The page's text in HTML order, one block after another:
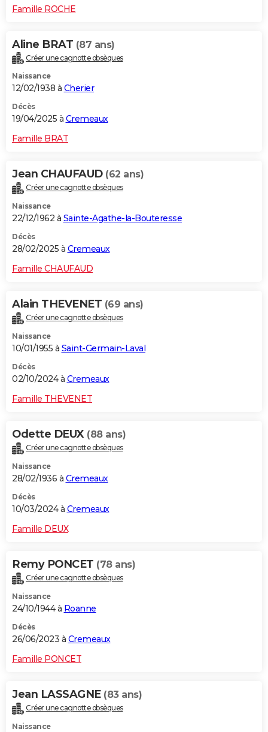
Famille ROCHE
Aline BRAT (87 ans)
Créer une cagnotte obsèques
Naissance
12/02/1938 à Cherier
Décès
19/04/2025 à Cremeaux
Famille BRAT
Jean CHAUFAUD (62 ans)
Créer une cagnotte obsèques
Naissance
22/12/1962 à Sainte-Agathe-la-Bouteresse
Décès
28/02/2025 à Cremeaux
Famille CHAUFAUD
Alain THEVENET (69 ans)
Créer une cagnotte obsèques
Naissance
10/01/1955 à Saint-Germain-Laval
Décès
02/10/2024 à Cremeaux
Famille THEVENET
Odette DEUX (88 ans)
Créer une cagnotte obsèques
Naissance
28/02/1936 à Cremeaux
Décès
10/03/2024 à Cremeaux
Famille DEUX
Remy PONCET (78 ans)
Créer une cagnotte obsèques
Naissance
24/10/1944 à Roanne
Décès
26/06/2023 à Cremeaux
Famille PONCET
Jean LASSAGNE (83 ans)
Créer une cagnotte obsèques
Naissance